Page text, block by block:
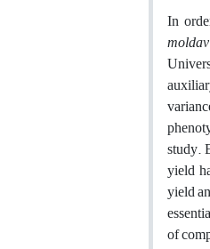
In
study.
yield
yield
of